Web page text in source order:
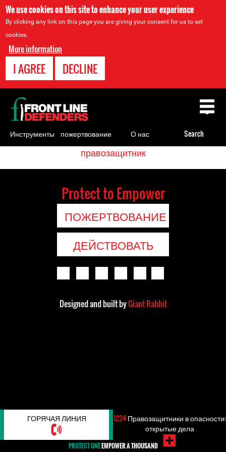
We use cookies on this site to enhance your user experience
By clicking any link on this page you are giving your consent for us to set
cookies.
More information
I AGREE DECLINE
<
Back
to
top
Инструменты
для
пожертвование О нас Search
правозащитник
Protect to Empower
ПОЖЕРТВОВАНИЕ
ДЕЙСТВОВАТЬ
Designed and built byGiant Rabbit
ГОРЯЧАЯ ЛИНИЯ 1224Правозащитники в опасности:
открытые дела
PROTECT ONEEMPOWER A THOUSAND